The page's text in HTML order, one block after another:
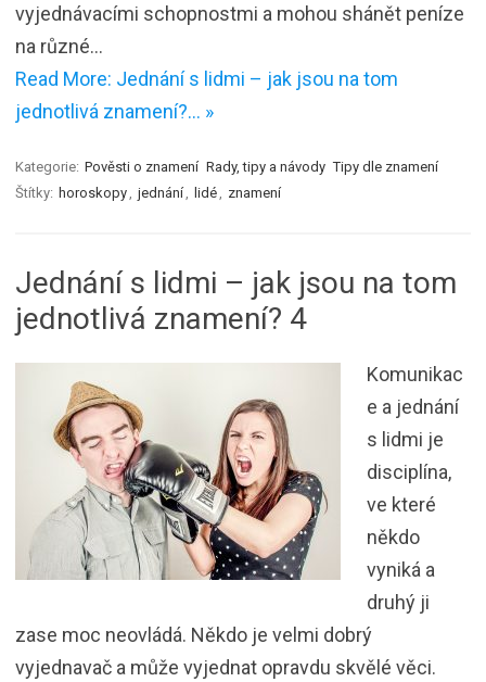
vyjednávacími schopnostmi a mohou shánět peníze
na různé…
Read More: Jednání s lidmi – jak jsou na tom
jednotlivá znamení?… »
Kategorie: Pověsti o znamení Rady, tipy a návody Tipy dle znamení
Štítky: horoskopy jednání lidé znamení
Jednání s lidmi – jak jsou na tom
jednotlivá znamení? 4
Komunikac
e a jednání
s lidmi je
disciplína,
ve které
někdo
vyniká a
druhý ji
zase moc neovládá. Někdo je velmi dobrý
vyjednavač a může vyjednat opravdu skvělé věci.